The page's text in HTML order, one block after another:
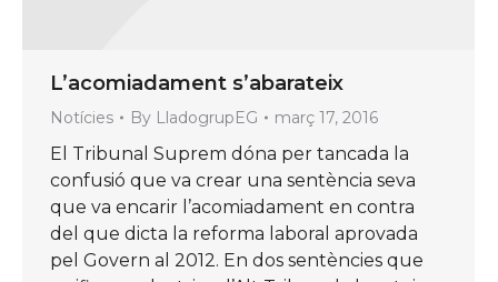
L’acomiadament s’abarateix
Notícies By LladogrupEG març 17, 2016
El Tribunal Suprem dóna per tancada la
confusió que va crear una sentència seva
que va encarir l’acomiadament en contra
del que dicta la reforma laboral aprovada
pel Govern al 2012. En dos sentències que